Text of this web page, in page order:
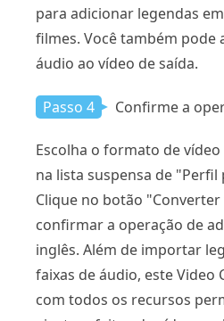
para adicionar legendas
filmes. Você também pode
áudio ao vídeo de saída.
Passo 4 Confirme a
Escolha o formato de
na lista suspensa de
Clique no botão
confirmar a operação de
inglês. Além de importar
faixas de áudio, este Video
com todos os recursos